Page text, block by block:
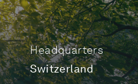
Headquarters
Switzerland